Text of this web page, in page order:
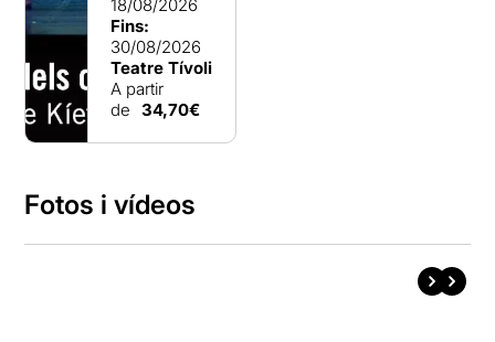
18/08/2026
Fins:
30/08/2026
Teatre Tívoli
A partir
de 34,70€
Fotos i vídeos